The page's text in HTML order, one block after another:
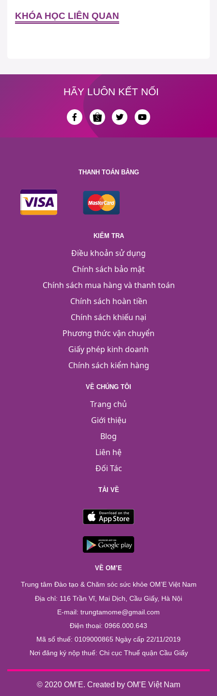
KHÓA HỌC LIÊN QUAN
HÃY LUÔN KẾT NỐI
THANH TOÁN BẰNG
KIỂM TRA
Điều khoản sử dụng
Chính sách bảo mật
Chính sách mua hàng và thanh toán
Chính sách hoàn tiền
Chính sách khiếu nại
Phương thức vận chuyển
Giấy phép kinh doanh
Chính sách kiểm hàng
VỀ CHÚNG TÔI
Trang chủ
Giới thiệu
Blog
Liên hệ
Đối Tác
TẢI VỀ
VỀ OM’E
Trung tâm Đào tạo & Chăm sóc sức khỏe OM’E Việt Nam
Địa chỉ: 116 Trần Vĩ, Mai Dịch, Cầu Giấy, Hà Nội
E-mail: trungtamome@gmail.com
Điện thoại: 0966.000.643
Mã số thuế: 0109000865 Ngày cấp 22/11/2019
Nơi đăng ký nộp thuế: Chi cục Thuế quận Cầu Giấy
© 2020 OM’E. Created by OM’E Việt Nam
Chào bạn. Chúng tôi có thể giúp gì ...